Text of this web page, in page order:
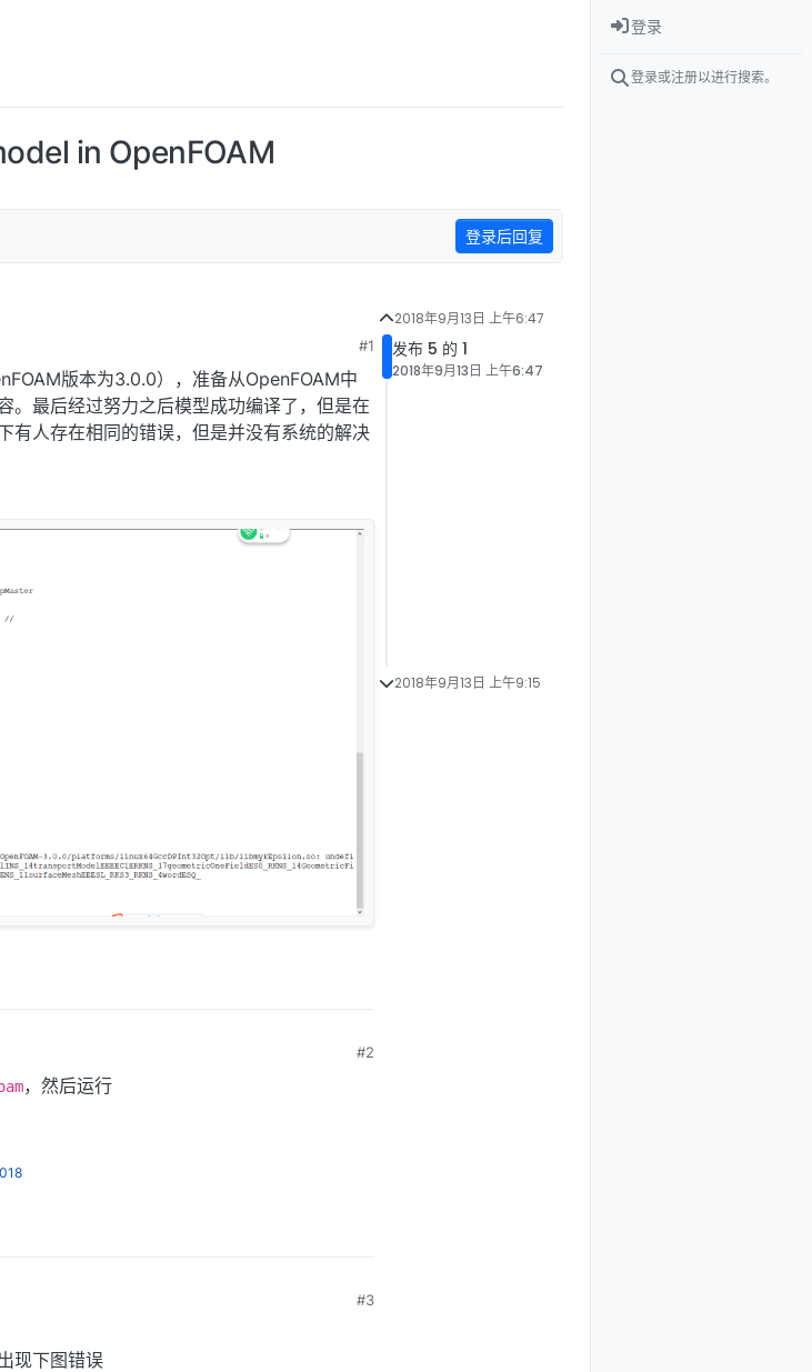
in OpenFOAM
登录后回复
#1
版本为3.0.0），准备从OpenFOAM中
。最后经过努力之后模型成功编译了，但是在
有人存在相同的错误，但是并没有系统的解决
#2
，然后运行
#3
现下图错误
2018年9月13日 上午6:47
发布 5 的 1
2018年9月13日 上午6:47
2018年9月13日 上午9:15
登录
登录或注册以进行搜索。